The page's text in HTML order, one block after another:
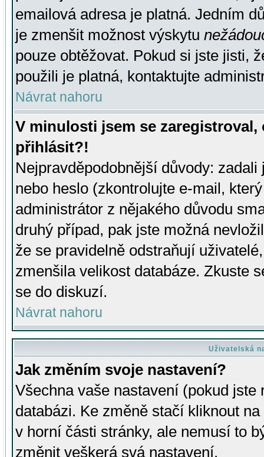
emailová adresa je platná. Jedním
je zmenšit možnost výskytu
pouze obtěžovat. Pokud si jste jisti,
použili je platná, kontaktujte
Návrat nahoru
V minulosti jsem se
přihlásit?!
Nejpravděpodobnější důvody:
nebo heslo (zkontrolujte e-mail,
administrátor z nějakého důvodu
druhý případ, pak jste možná
že se pravidelně odstraňují
zmenšila velikost databáze. Zkuste
se do diskuzí.
Návrat nahoru
Uživatelská
Jak změním svoje nastavení?
Všechna vaše nastavení (pokud
databázi. Ke změně stačí kliknout
v horní části stránky, ale nemusí to
změnit veškerá svá nastavení.